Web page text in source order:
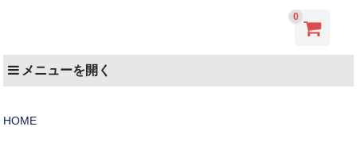
0
メニューを開く
HOME